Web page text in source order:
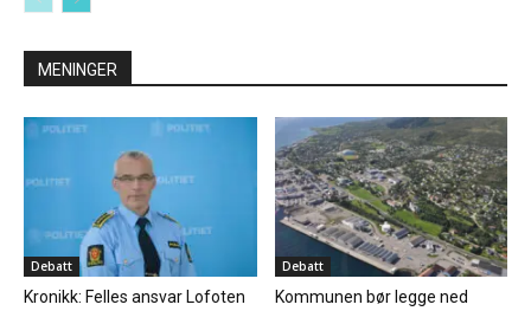
MENINGER
Debatt
Kronikk: Felles ansvar Lofoten
Debatt
Kommunen bør legge ned